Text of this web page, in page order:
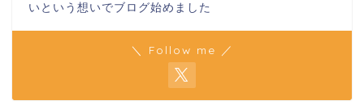
いという想いでブログ始めました
＼ Follow me ／